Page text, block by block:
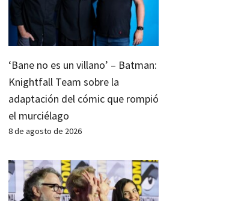
‘Bane no es un villano’ – Batman:
Knightfall Team sobre la
adaptación del cómic que rompió
el murciélago
8 de agosto de 2026